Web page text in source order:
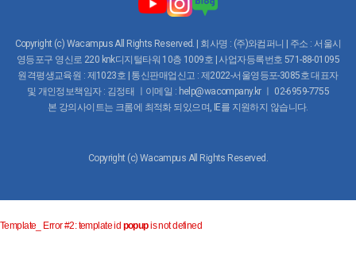
Copyright (c) Wacampus All Rights Reserved. | 회사명 : (주)와컴퍼니 | 주소 : 서울시
영등포구 영신로 220 knk디지털타워 10층 1009호 | 사업자등록번호 571-88-01095
원격평생교육원 : 제1023호 | 통신판매업신고 : 제2022-서울영등포-3085호 대표자
및 개인정보책임자 : 김정태 ㅣ이메일 : help@wacompany.kr ㅣ 02-6959-7755
본 강의사이트는 크롬에 최적화 되있으며, IE를 지원하지 않습니다.
Copyright (c) Wacampus All Rights Reserved.
Template_ Error #2: template id popupis not defined